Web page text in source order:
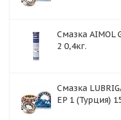
Смазка AIMOL
2 0,4кг.
Смазка
EP 1 (Турция)